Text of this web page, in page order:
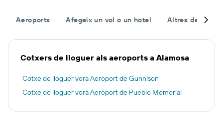
Aeroports Afegeix un vol o un hotel Altres
Cotxers de lloguer als aeroports a Alamosa
Cotxe de lloguer vora Aeroport de Gunnison
Cotxe de lloguer vora Aeroport de Pueblo Memorial